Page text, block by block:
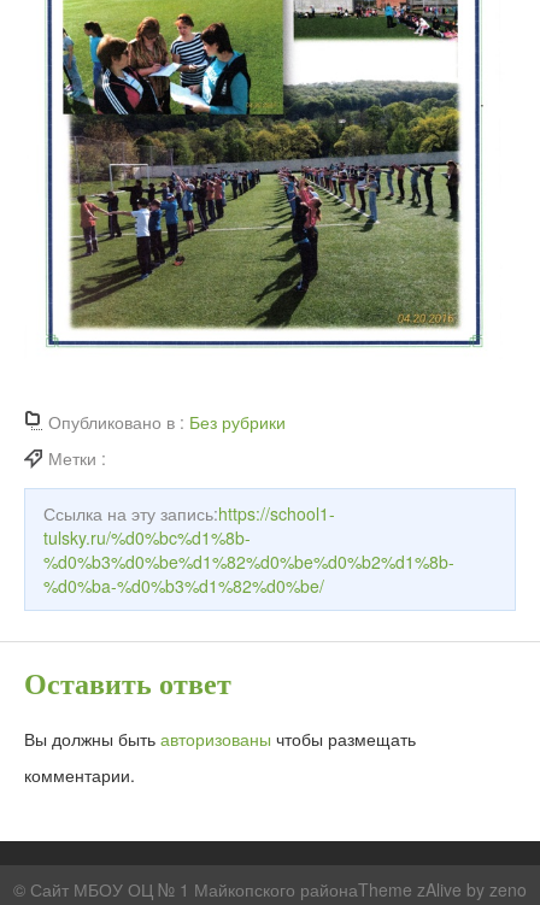
Опубликовано в : Без рубрики
Метки :
Ссылка на эту запись:https://school1-
tulsky.ru/%d0%bc%d1%8b-
%d0%b3%d0%be%d1%82%d0%be%d0%b2%d1%8b-
%d0%ba-%d0%b3%d1%82%d0%be/
Оставить ответ
Вы должны быть авторизованы чтобы размещать
комментарии.
© Сайт МБОУ ОЦ № 1 Майкопского районаTheme zAlive by zeno